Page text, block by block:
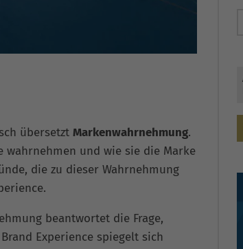
übersetzt Markenwahrnehmung.
wahrnehmen und wie sie die Marke
die zu dieser Wahrnehmung
beantwortet die Frage,
Experience spiegelt sich